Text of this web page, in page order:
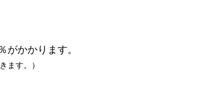
かかります。
ます。）